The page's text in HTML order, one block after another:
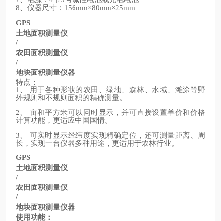
8 、仪器尺寸： 156mm×80mm×25mm
GPS
土地面积测量仪
/
农田面积测量仪
/
地块面积测量仪器
特点：
1
用于各种形状的农田、绿地、森林、水域、滩涂等野
外规则和不规则面积的精确测量。
2
亩和平方米可以同时显示，并可直接设置单价和价格
计算功能，更适应中国国情。
3
可实时显示经纬度实现精确定位，还可测量距离、周
长，实现一台仪器多种用途，更适用于农林行业。
GPS
土地面积测量仪
/
农田面积测量仪
/
地块面积测量仪器
使用功能：